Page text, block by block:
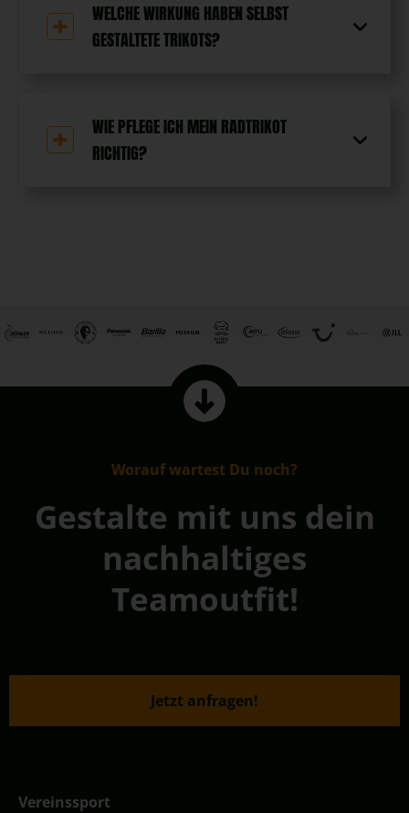
WELCHE WIRKUNG HABEN SELBST
GESTALTETE TRIKOTS?
WIE PFLEGE ICH MEIN RADTRIKOT
RICHTIG?
Worauf wartest Du noch?
Gestalte mit uns dein
nachhaltiges
Teamoutfit!
Jetzt anfragen!
Vereinssport